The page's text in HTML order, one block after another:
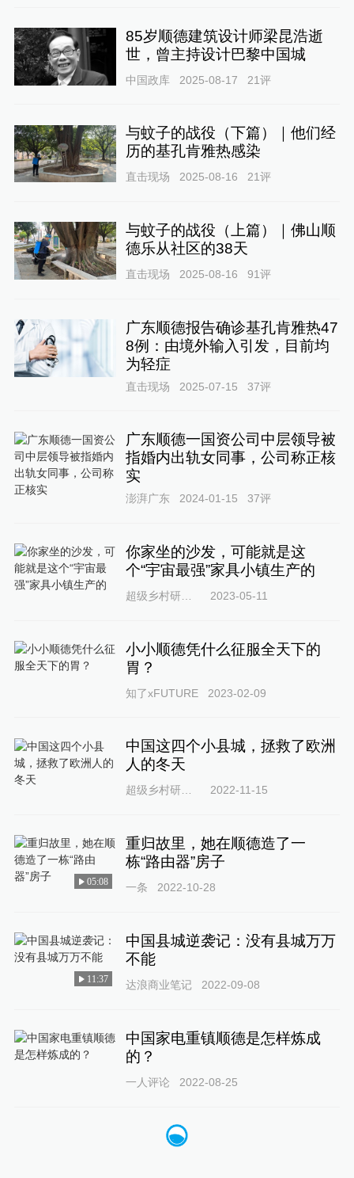
85岁顺德建筑设计师梁昆浩逝
世，曾主持设计巴黎中国城
中国政库 2025-08-17 21评
与蚊子的战役（下篇）｜他们经
历的基孔肯雅热感染
直击现场 2025-08-16 21评
与蚊子的战役（上篇）｜佛山顺
德乐从社区的38天
直击现场 2025-08-16 91评
广东顺德报告确诊基孔肯雅热47
8例：由境外输入引发，目前均
为轻症
直击现场 2025-07-15 37评
广东顺德一国资公司中层领导被
指婚内出轨女同事，公司称正核
实
澎湃广东 2024-01-15 37评
你家坐的沙发，可能就是这
个“宇宙最强”家具小镇生产的
超级乡村研究所 2023-05-11
小小顺德凭什么征服全天下的
胃？
知了xFUTURE 2023-02-09
中国这四个小县城，拯救了欧洲
人的冬天
超级乡村研究所 2022-11-15
05:08
重归故里，她在顺德造了一
栋“路由器”房子
一条 2022-10-28
11:37
中国县城逆袭记：没有县城万万
不能
达浪商业笔记 2022-09-08
中国家电重镇顺德是怎样炼成
的？
一人评论 2022-08-25